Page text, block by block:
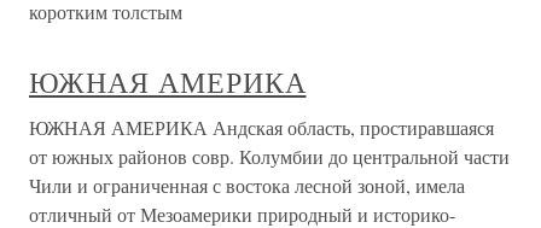
коротким толстым
ЮЖНАЯ АМЕРИКА
ЮЖНАЯ АМЕРИКА Андская область, простиравшаяся
от южных районов совр. Колумбии до центральной части
Чили и ограниченная с востока лесной зоной, имела
отличный от Мезоамерики природный и историко-